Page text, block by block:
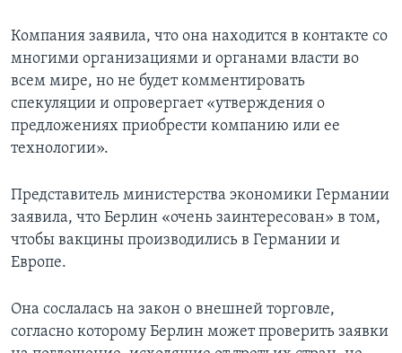
Компания заявила, что она находится в контакте со
многими организациями и органами власти во
всем мире, но не будет комментировать
спекуляции и опровергает «утверждения о
предложениях приобрести компанию или ее
технологии».
Представитель министерства экономики Германии
заявила, что Берлин «очень заинтересован» в том,
чтобы вакцины производились в Германии и
Европе.
Она сослалась на закон о внешней торговле,
согласно которому Берлин может проверить заявки